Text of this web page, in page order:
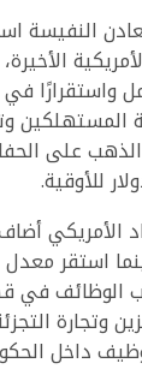
النفيسة
في
المستهلكين
على
استقر معدل
الوظائف في
وتجارة
داخل